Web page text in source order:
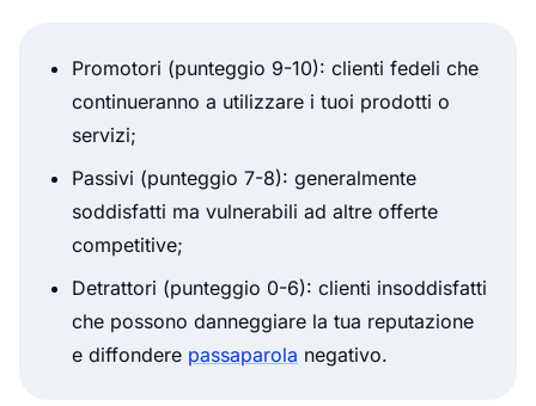
Promotori (punteggio 9-10): clienti fedeli che
continueranno a utilizzare i tuoi prodotti o
servizi;
Passivi (punteggio 7-8): generalmente
soddisfatti ma vulnerabili ad altre offerte
competitive;
Detrattori (punteggio 0-6): clienti insoddisfatti
che possono danneggiare la tua reputazione
e diffondere passaparola negativo.